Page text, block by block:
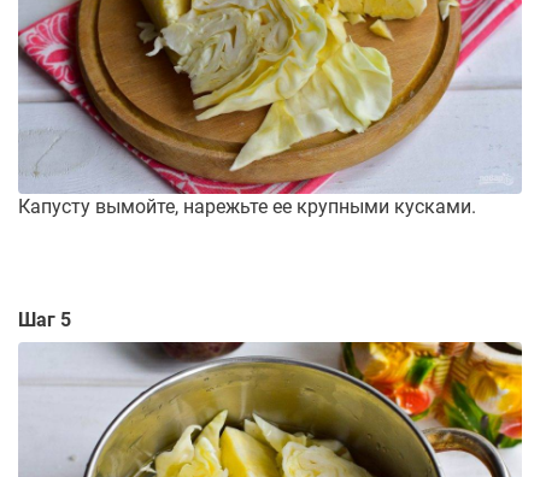
Капусту вымойте, нарежьте ее крупными кусками.
Шаг 5